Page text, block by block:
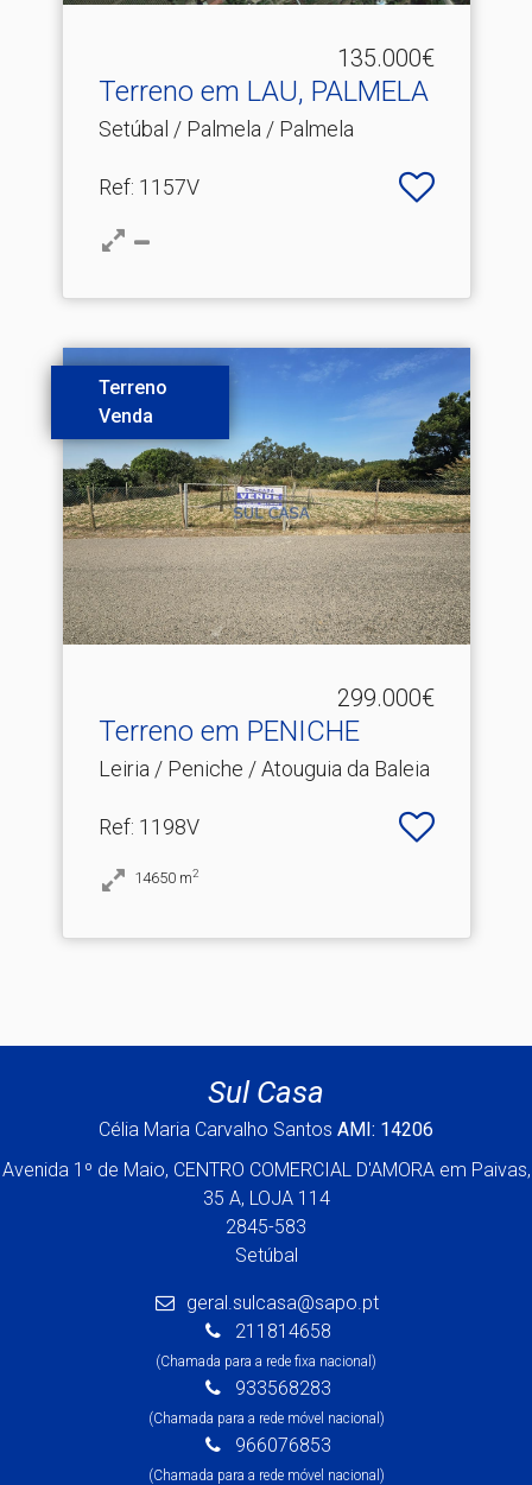
135.000€
Terreno em LAU, PALMELA
Setúbal / Palmela / Palmela
Ref: 1157V
Terreno
Venda
299.000€
Terreno em PENICHE
Leiria / Peniche / Atouguia da Baleia
Ref: 1198V
14650 m2
Sul Casa
Célia Maria Carvalho Santos AMI: 14206
Avenida 1º de Maio, CENTRO COMERCIAL D'AMORA em Paivas,
35 A, LOJA 114
2845-583
Setúbal
geral.sulcasa@sapo.pt
211814658
(Chamada para a rede fixa nacional)
933568283
(Chamada para a rede móvel nacional)
966076853
(Chamada para a rede móvel nacional)